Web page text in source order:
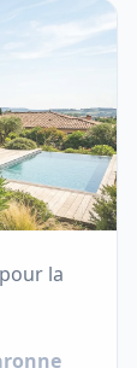
la